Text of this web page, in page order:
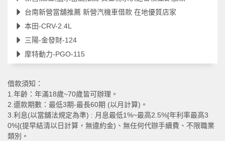
台南新營當舖推薦 新營汽機車借款 在地優質店家
本田-CRV-2.4L
三陽-金發財-124
摩特動力-PGO-115
借款須知：
1.年齡：年滿18歲~70歲皆可辦理。
2.還款期數：最低3期-最長60期 (以月計算)。
3.利息(以當舖法規定為準) : 月息最低1%~最高2.5%[年利率最高3
0%](提早結清以日計算，無違約金)、無任何代辦手續費、不限職業
類別。